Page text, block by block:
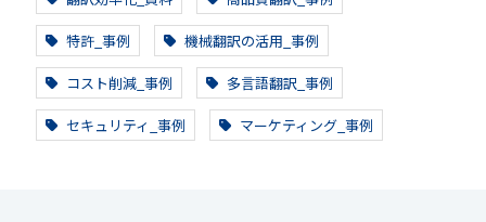
特許_事例 機械翻訳の活用_事例
コスト削減_事例 多言語翻訳_事例
セキュリティ_事例 マーケティング_事例